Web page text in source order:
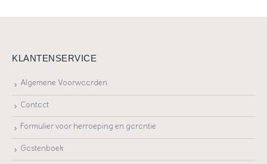
KLANTENSERVICE
Algemene Voorwaarden
Contact
Formulier voor herroeping en garantie
Gastenboek